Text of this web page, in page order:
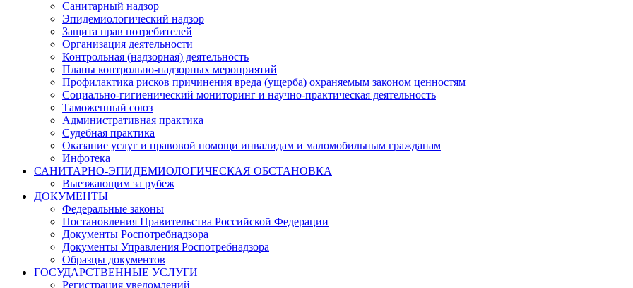
Санитарный надзор
Эпидемиологический надзор
Защита прав потребителей
Организация деятельности
Контрольная (надзорная) деятельность
Планы контрольно-надзорных мероприятий
Профилактика рисков причинения вреда (ущерба) охраняемым законом ценностям
Социально-гигиенический мониторинг и научно-практическая деятельность
Таможенный союз
Административная практика
Судебная практика
Оказание услуг и правовой помощи инвалидам и маломобильным гражданам
Инфотека
САНИТАРНО-ЭПИДЕМИОЛОГИЧЕСКАЯ ОБСТАНОВКА
Выезжающим за рубеж
ДОКУМЕНТЫ
Федеральные законы
Постановления Правительства Российской Федерации
Документы Роспотребнадзора
Документы Управления Роспотребнадзора
Образцы документов
ГОСУДАРСТВЕННЫЕ УСЛУГИ
Регистрация уведомлений